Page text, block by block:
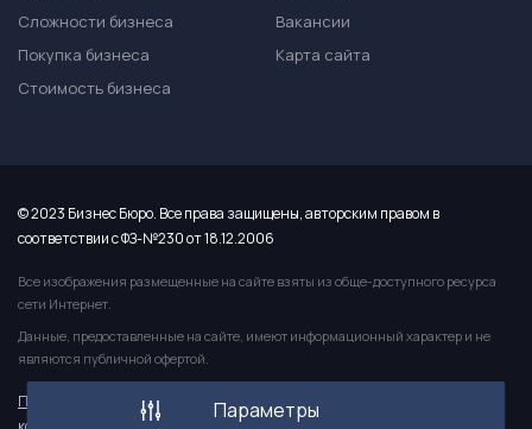
Параметры
Сложности бизнеса
Покупка бизнеса
Стоимость бизнеса
Вакансии
Карта сайта
© 2023 Бизнес Бюро. Все права защищены, авторским правом в
соответствии с ФЗ-№230 от 18.12.2006
Все изображения размещенные на сайте взяты из обще-доступного ресурса
сети Интернет.
Данные, предоставленные на сайте, имеют информационный характер и не
являются публичной офертой.
Политика
Пользовательское